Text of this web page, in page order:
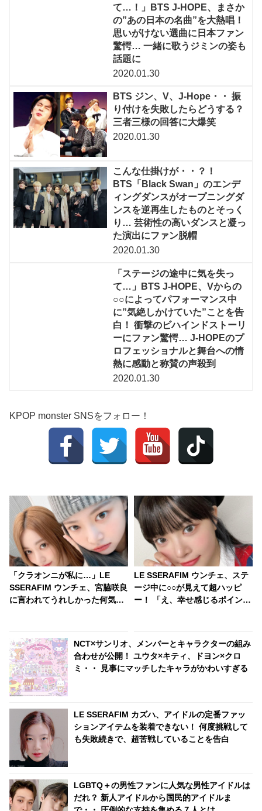
て…！」BTS J-HOPE、まさか
の”あの日本の名曲”を大熱唱！
思いがけない選曲に日本ファン
驚愕… 一緒に歌うジミンの姿も
話題に
2020.01.30
BTS ジン、V、J-Hope・・ 振
り付けを失敗したらどうする？
三者三様の回答に大爆笑
2020.01.30
こんな仕掛けが・・？！
BTS「Black Swan」のエンデ
ィングダンスがオープニングダ
ンスを逆再生したものとそっく
り… 芸術性の高いダンスと凝っ
た演出にファン脱帽
2020.01.30
「ステージの途中に気を失っ
て…」BTS J-HOPE、Vからの
○○によってパフォーマンス中
に”気絶しかけていた”ことを告
白！ 衝撃のビハインドストーリ
ーにファン驚愕… J-HOPEのプ
ロフェッショナルと舞台への情
熱に感動と称賛の声殺到
2020.01.30
KPOP monster SNSをフォロー！
「クラオンニが私に…」LE
SSERAFIM ウンチェ、宮脇咲良
に言われてうれしかった何気な
何？
LE SSERAFIM ウンチェ、ステ
ージ中に○○が見えて超ハッピ
ー！ 「え、幸せ感じるポイント
NCT×サンリオ、メンバーとキャラクターの組み
合わせが公開！ ユウタ×キティ、ドヨン×クロ
ミ・・ 見事にマッチしたキャラがかわいすぎる
LE SSERAFIM カズハ、アイドルの定番ファッ
ションアイテムを装着できない！ 何度挑戦して
も失敗続きで、超苦戦していることを告白
LGBTQ＋の男性ファンに人気な男性アイドルは
だれ？ 新人アイドルから国民的アイドルま